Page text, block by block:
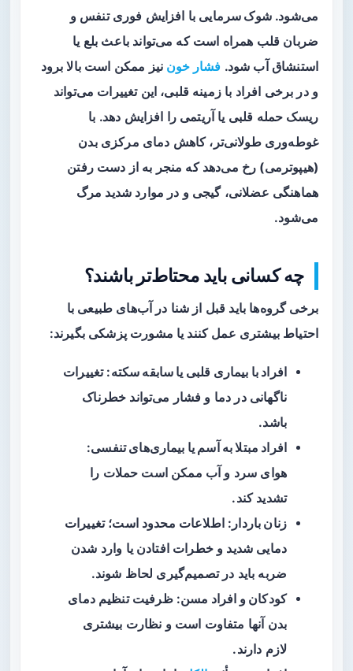
می‌شود.شوک سرمایی با افزایش فوری تنفس و
ضربان قلب همراه است که می‌تواند باعث بلع یا
استنشاق آب شود. فشار خون نیز ممکن است بالا برود
و در برخی افراد با زمینه قلبی، این تغییرات می‌تواند
ریسک حمله قلبی یا آریتمی را افزایش دهد. با
غوطه‌وری طولانی‌تر، کاهش دمای مرکزی بدن
(هیپوترمی) رخ می‌دهد که منجر به از دست رفتن
هماهنگی عضلانی، گیجی و در موارد شدید مرگ
می‌شود.
چه کسانی باید محتاط‌تر باشند؟
برخی گروه‌ها باید قبل از شنا در آب‌های طبیعی با
احتیاط بیشتری عمل کنند یا مشورت پزشکی بگیرند:
افراد با بیماری قلبی یا سابقه سکته: تغییرات
ناگهانی در دما و فشار می‌تواند خطرناک
باشد.
افراد مبتلا به آسم یا بیماری‌های تنفسی:
هوای سرد و آب ممکن است حملات را
تشدید کند.
زنان باردار : اطلاعات محدود است؛ تغییرات
دمایی شدید و خطرات افتادن یا وارد شدن
ضربه باید در تصمیم‌گیری لحاظ شوند.
کودکان و افراد مسن: ظرفیت تنظیم دمای
بدن آنها متفاوت است و نظارت بیشتری
لازم دارند.